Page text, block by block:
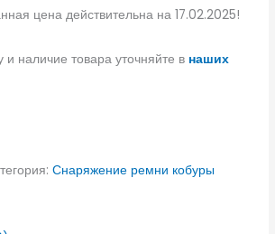
цена действительна на 17.02.2025!
и наличие товара уточняйте в наших
Снаряжение ремни кобуры